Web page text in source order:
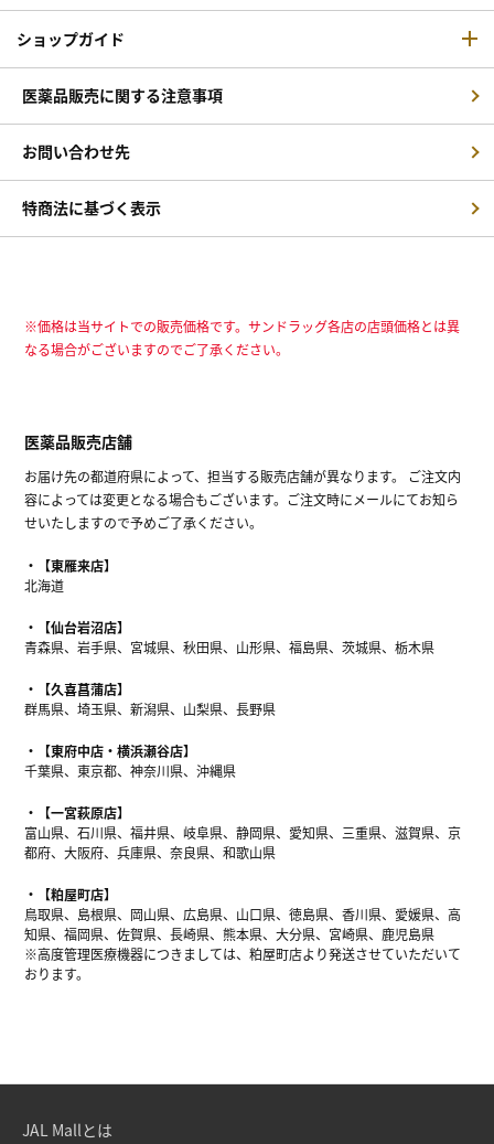
ショップガイド
医薬品販売に関する注意事項
お問い合わせ先
特商法に基づく表示
※価格は当サイトでの販売価格です。サンドラッグ各店の店頭価格とは異
なる場合がございますのでご了承ください。
医薬品販売店舗
お届け先の都道府県によって、担当する販売店舗が異なります。 ご注文内
容によっては変更となる場合もございます。ご注文時にメールにてお知ら
せいたしますので予めご了承ください。
【東雁来店】
北海道
【仙台岩沼店】
青森県、岩手県、宮城県、秋田県、山形県、福島県、茨城県、栃木県
【久喜菖蒲店】
群馬県、埼玉県、新潟県、山梨県、長野県
【東府中店・横浜瀬谷店】
千葉県、東京都、神奈川県、沖縄県
【一宮萩原店】
富山県、石川県、福井県、岐阜県、静岡県、愛知県、三重県、滋賀県、京
都府、大阪府、兵庫県、奈良県、和歌山県
【粕屋町店】
鳥取県、島根県、岡山県、広島県、山口県、徳島県、香川県、愛媛県、高
知県、福岡県、佐賀県、長崎県、熊本県、大分県、宮崎県、鹿児島県
※高度管理医療機器につきましては、粕屋町店より発送させていただいて
おります。
JAL Mallとは